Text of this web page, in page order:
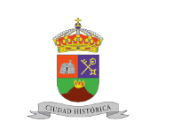
contenido